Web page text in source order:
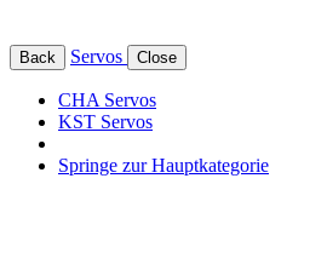
Back Servos Close
CHA Servos
KST Servos
Springe zur Hauptkategorie